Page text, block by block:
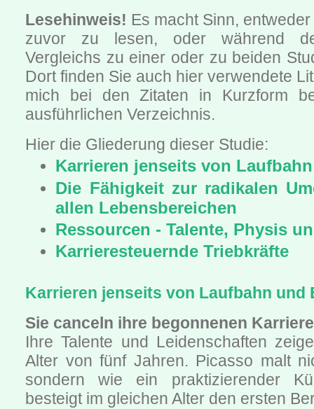
Lesehinweis! Es macht Sinn,
zuvor zu lesen, oder während
Vergleichs zu einer oder zu beiden
Dort finden Sie auch hier verwendete
mich bei den Zitaten in Kurzform
ausführlichen Verzeichnis.
Hier die Gliederung dieser Studie:
Karrieren jenseits von
Die Fähigkeit zur radikalen
allen Lebensbereichen
Ressourcen - Talente, Physis
Karrieresteuernde Triebkräfte
Karrieren jenseits von Laufbahn und
Sie canceln ihre begonnenen
Ihre Talente und Leidenschaften
Alter von fünf Jahren. Picasso malt
sondern wie ein praktizierender
besteigt im gleichen Alter den ersten